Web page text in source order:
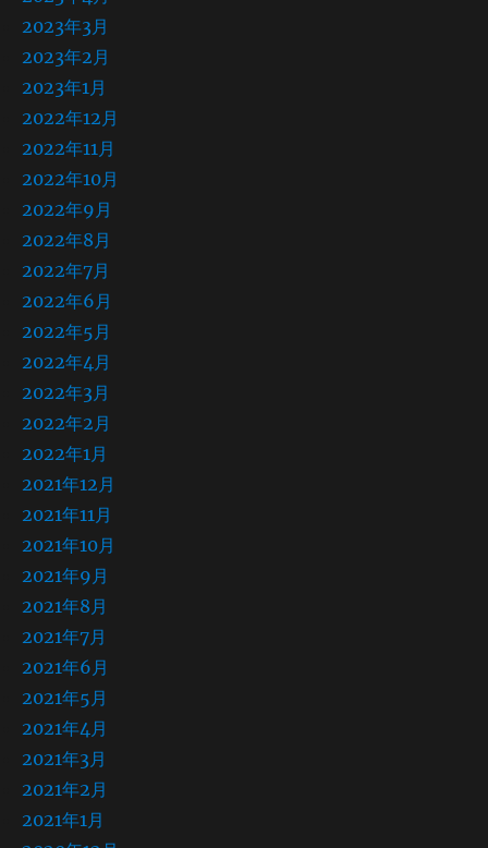
2023年3月
2023年2月
2023年1月
2022年12月
2022年11月
2022年10月
2022年9月
2022年8月
2022年7月
2022年6月
2022年5月
2022年4月
2022年3月
2022年2月
2022年1月
2021年12月
2021年11月
2021年10月
2021年9月
2021年8月
2021年7月
2021年6月
2021年5月
2021年4月
2021年3月
2021年2月
2021年1月